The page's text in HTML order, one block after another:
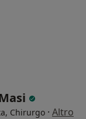
Chirurgo · Altro